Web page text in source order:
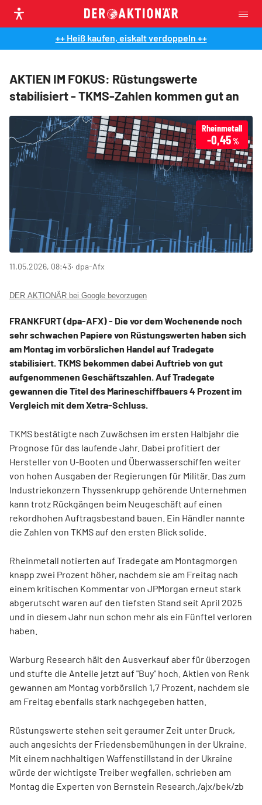
++ Heiß kaufen, eiskalt verdoppeln ++
AKTIEN IM FOKUS: Rüstungswerte
stabilisiert - TKMS-Zahlen kommen gut an
Rheinmetall
-0,45%
11.05.2026, 08:43‧ dpa-Afx
DER AKTIONÄR bei Google bevorzugen
FRANKFURT (dpa-AFX) - Die vor dem Wochenende noch
sehr schwachen Papiere von Rüstungswerten haben sich
am Montag im vorbörslichen Handel auf Tradegate
stabilisiert. TKMS bekommen dabei Auftrieb von gut
aufgenommenen Geschäftszahlen. Auf Tradegate
gewannen die Titel des Marineschiffbauers 4 Prozent im
Vergleich mit dem Xetra-Schluss.
TKMS bestätigte nach Zuwächsen im ersten Halbjahr die
Prognose für das laufende Jahr. Dabei profitiert der
Hersteller von U-Booten und Überwasserschiffen weiter
von hohen Ausgaben der Regierungen für Militär. Das zum
Industriekonzern Thyssenkrupp gehörende Unternehmen
kann trotz Rückgängen beim Neugeschäft auf einen
rekordhohen Auftragsbestand bauen. Ein Händler nannte
die Zahlen von TKMS auf den ersten Blick solide.
Rheinmetall notierten auf Tradegate am Montagmorgen
knapp zwei Prozent höher, nachdem sie am Freitag nach
einem kritischen Kommentar von JPMorgan erneut stark
abgerutscht waren auf den tiefsten Stand seit April 2025
und in diesem Jahr nun schon mehr als ein Fünftel verloren
haben.
Warburg Research hält den Ausverkauf aber für überzogen
und stufte die Anteile jetzt auf "Buy" hoch. Aktien von Renk
gewannen am Montag vorbörslich 1,7 Prozent, nachdem sie
am Freitag ebenfalls stark nachgegeben hatten.
Rüstungswerte stehen seit geraumer Zeit unter Druck,
auch angesichts der Friedensbemühungen in der Ukraine.
Mit einem nachhaltigen Waffenstillstand in der Ukraine
würde der wichtigste Treiber wegfallen, schrieben am
Montag die Experten von Bernstein Research./ajx/bek/zb